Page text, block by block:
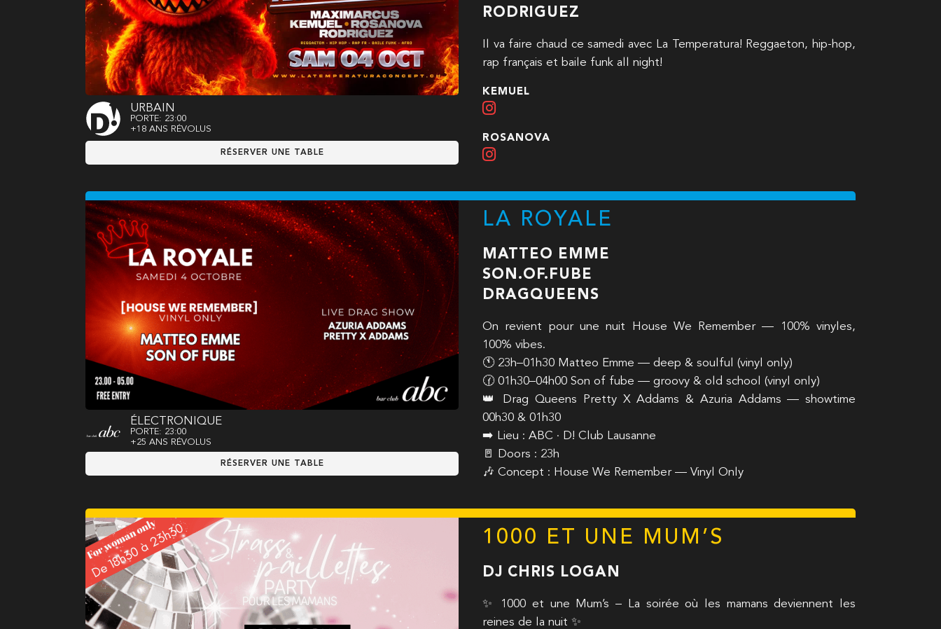
URBAIN
PORTE: 23:00
+18 ANS RÉVOLUS
RÉSERVER UNE TABLE
RODRIGUEZ
Il va faire chaud ce samedi avec La Temperatura! Reggaeton, hip-hop,
rap français et baile funk all night!
KEMUEL
ROSANOVA
ÉLECTRONIQUE
PORTE: 23:00
+25 ANS RÉVOLUS
RÉSERVER UNE TABLE
LA ROYALE
MATTEO EMME
SON.OF.FUBE
DRAGQUEENS
On revient pour une nuit House We Remember — 100% vinyles,
100% vibes.
🕚 23h–01h30 Matteo Emme — deep & soulful (vinyl only)
🕜 01h30–04h00 Son of fube — groovy & old school (vinyl only)
👑 Drag Queens Pretty X Addams & Azuria Addams — showtime
00h30 & 01h30
➡️ Lieu : ABC · D! Club Lausanne
🚪 Doors : 23h
🎶 Concept : House We Remember — Vinyl Only
1000 ET UNE MUM’S
DJ CHRIS LOGAN
✨ 1000 et une Mum’s – La soirée où les mamans deviennent les
reines de la nuit ✨